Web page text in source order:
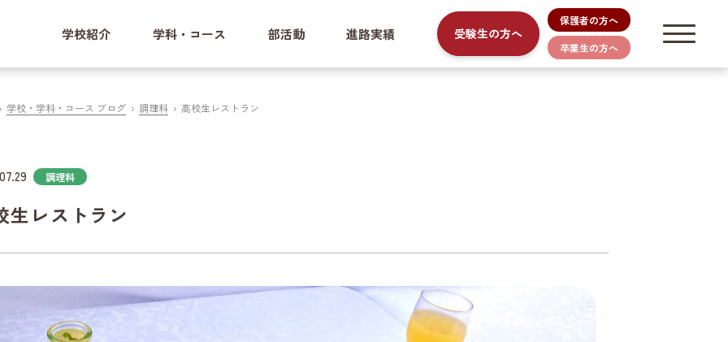
学校紹介 学科・コース 部活動 進路実績 受験生の方へ
保護者の方へ
卒業生の方へ
学校・学科・コース ブログ 調理科 高校生レストラン
調理科
生レストラン